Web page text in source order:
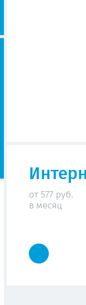
от 577 руб.
в месяц